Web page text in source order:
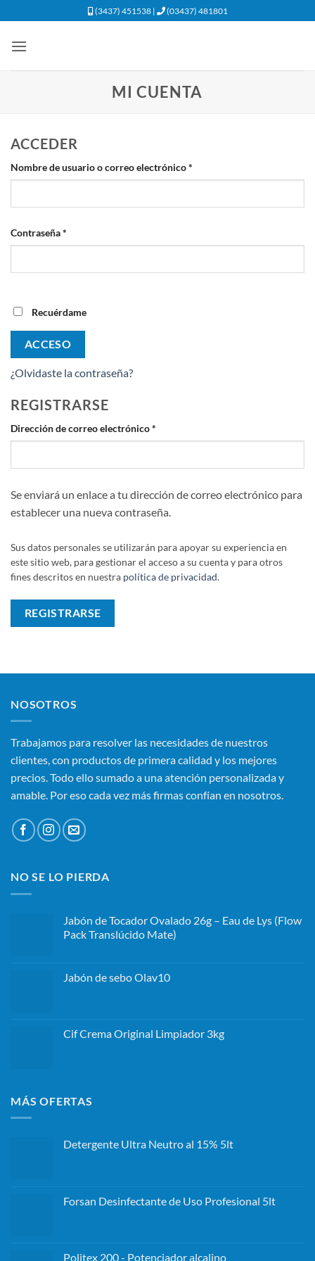
al
contenido
(3437) 451538 | (03437) 481801
MI CUENTA
ACCEDER
Nombre de usuario o correo electrónico*
Contraseña*
Recuérdame
ACCESO
¿Olvidaste la contraseña?
REGISTRARSE
Dirección de correo electrónico*
Se enviará un enlace a tu dirección de correo electrónico para
establecer una nueva contraseña.
Sus datos personales se utilizarán para apoyar su experiencia en
este sitio web, para gestionar el acceso a su cuenta y para otros
fines descritos en nuestra política de privacidad.
REGISTRARSE
NOSOTROS
Trabajamos para resolver las necesidades de nuestros
clientes, con productos de primera calidad y los mejores
precios. Todo ello sumado a una atención personalizada y
amable. Por eso cada vez más firmas confían en nosotros.
NO SE LO PIERDA
Jabón de Tocador Ovalado 26g – Eau de Lys (Flow
Pack Translúcido Mate)
Jabón de sebo Olav10
Cif Crema Original Limpiador 3kg
MÁS OFERTAS
Detergente Ultra Neutro al 15% 5lt
Forsan Desinfectante de Uso Profesional 5lt
Politex 200 - Potenciador alcalino